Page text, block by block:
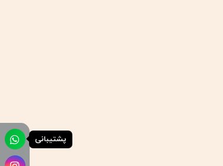
پشتیبانی